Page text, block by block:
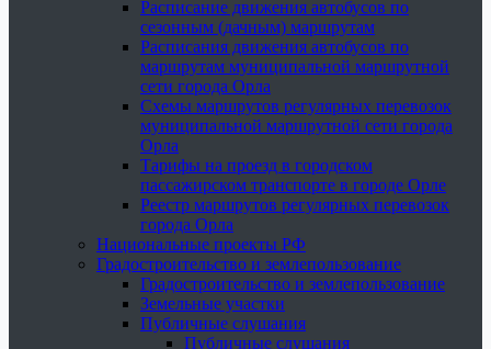
Расписание движения автобусов по
сезонным (дачным) маршрутам
Расписания движения автобусов по
маршрутам муниципальной маршрутной
сети города Орла
Схемы маршрутов регулярных перевозок
муниципальной маршрутной сети города
Орла
Тарифы на проезд в городском
пассажирском транспорте в городе Орле
Реестр маршрутов регулярных перевозок
города Орла
Национальные проекты РФ
Градостроительство и землепользование
Градостроительство и землепользование
Земельные участки
Публичные слушания
Публичные слушания